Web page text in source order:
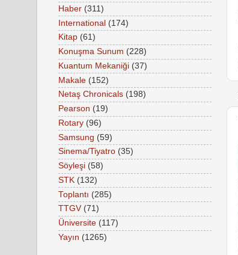
Haber (311)
International (174)
Kitap (61)
Konuşma Sunum (228)
Kuantum Mekaniği (37)
Makale (152)
Netaş Chronicals (198)
Pearson (19)
Rotary (96)
Samsung (59)
Sinema/Tiyatro (35)
Söyleşi (58)
STK (132)
Toplantı (285)
TTGV (71)
Üniversite (117)
Yayın (1265)